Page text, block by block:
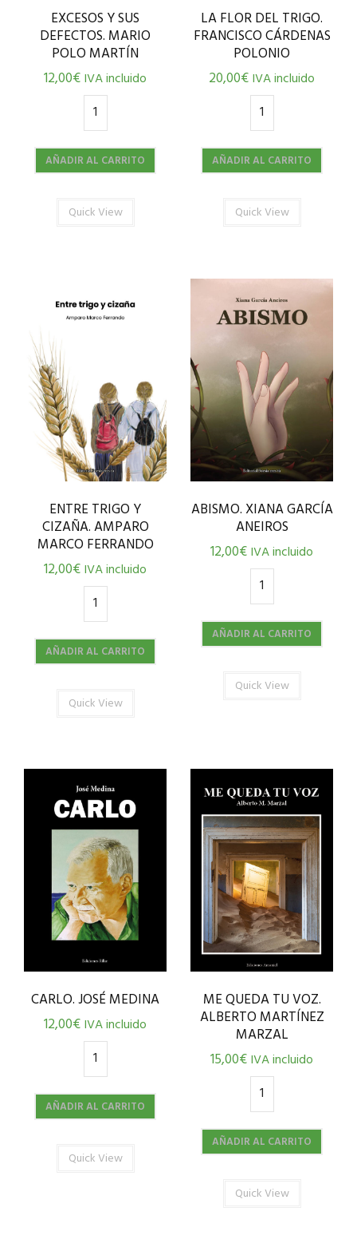
EXCESOS Y SUS
DEFECTOS. MARIO
POLO MARTÍN
12,00€IVA incluido
AÑADIR AL CARRITO
Quick View
LA FLOR DEL TRIGO.
FRANCISCO CÁRDENAS
POLONIO
20,00€IVA incluido
AÑADIR AL CARRITO
Quick View
ENTRE TRIGO Y
CIZAÑA. AMPARO
MARCO FERRANDO
12,00€IVA incluido
AÑADIR AL CARRITO
Quick View
ABISMO. XIANA GARCÍA
ANEIROS
12,00€IVA incluido
AÑADIR AL CARRITO
Quick View
CARLO. JOSÉ MEDINA
12,00€IVA incluido
AÑADIR AL CARRITO
Quick View
ME QUEDA TU VOZ.
ALBERTO MARTÍNEZ
MARZAL
15,00€IVA incluido
AÑADIR AL CARRITO
Quick View